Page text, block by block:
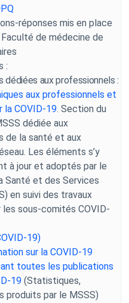
réponses mis en place
de médecine de
:
dédiées aux professionnels :
aux professionnels et
la COVID-19. Section du
dédiée aux
de la santé et aux
Les éléments s’y
à jour et adoptés par le
Santé et des Services
en suivi des travaux
sous-comités COVID-
19)
sur la COVID-19
toutes les publications
19 (Statistiques,
produits par le MSSS)